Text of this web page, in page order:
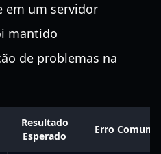
em um servidor
mantido
de problemas na
Resultado
Esperado
Erro Comum